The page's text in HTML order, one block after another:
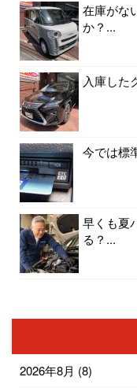
在庫がな
か？...
入庫した
今では標
早くも夏
る？...
2026年8月 (8)